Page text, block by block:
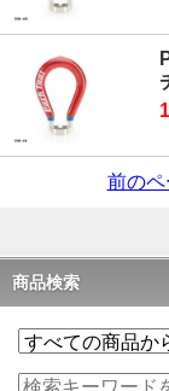
前の
商品検索